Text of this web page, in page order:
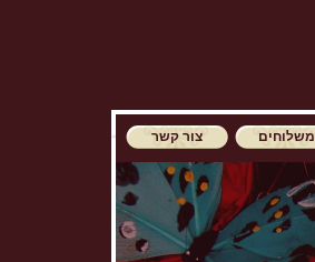
משלוחים צור קשר